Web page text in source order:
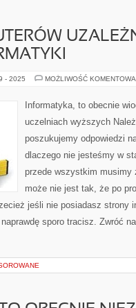
- 2025 MOŻLIWOŚĆ
Informatyka, to obecnie
uczelniach wyższych
poszukujemy odpowiedzi
dlaczego nie jesteśmy w
przede wszystkim musimy
może nie jest tak, że po
jeśli nie posiadasz strony
sporo tracisz. Zwróć